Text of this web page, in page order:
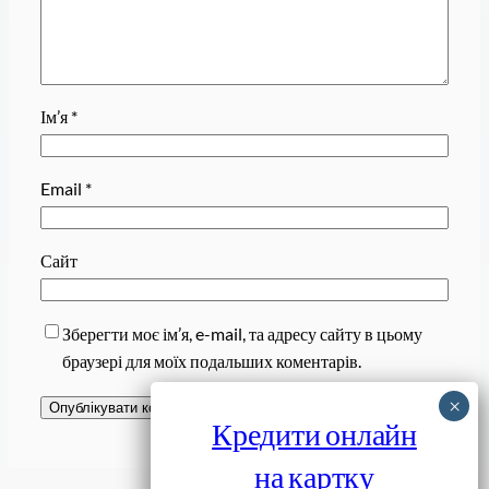
Ім’я *
Email *
Сайт
Зберегти моє ім’я, e-mail, та адресу сайту в цьому
браузері для моїх подальших коментарів.
Кредити онлайн
на картку